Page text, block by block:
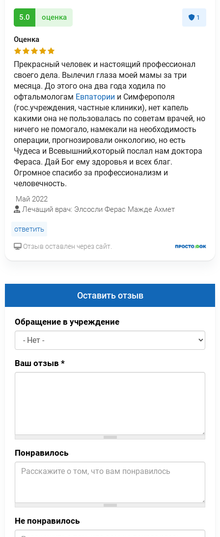
5.0 оценка 1
Оценка
Прекрасный человек и настоящий профессионал
своего дела. Вылечил глаза моей мамы за три
месяца. До этого она два года ходила по
офтальмологам Евпатории и Симферополя
(гос.учреждения, частные клиники), нет капель
какими она не пользовалась по советам врачей, но
ничего не помогало, намекали на необходимость
операции, прогнозировали онкологию, но есть
Чудеса и Всевышний,который послал нам доктора
Фераса. Дай Бог ему здоровья и всех благ.
Огромное спасибо за профессионализм и
человечность.
Май 2022
Лечащий врач: Элсосли Ферас Мажде Ахмет
ответить
Отзыв оставлен через сайт.
Оставить отзыв
Обращение в учреждение
Ваш отзыв *
Понравилось
Не понравилось